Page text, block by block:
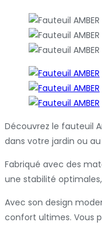
Découvrez le fauteuil
dans votre jardin ou
Fabriqué avec des
une stabilité
Avec son design
confort ultimes. Vous